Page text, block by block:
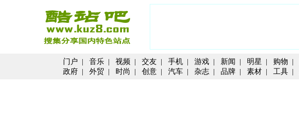
门户 | 音乐 | 视频 | 交友 | 手机 | 游戏 | 新闻 | 明星 | 购物 |
政府 | 外贸 | 时尚 | 创意 | 汽车 | 杂志 | 品牌 | 素材 | 工具 |